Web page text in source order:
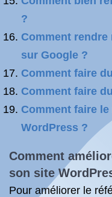
?
Comment
sur Google ?
Comment faire
Comment faire
Comment faire
WordPress ?
Comment
son site
Pour améliorer le